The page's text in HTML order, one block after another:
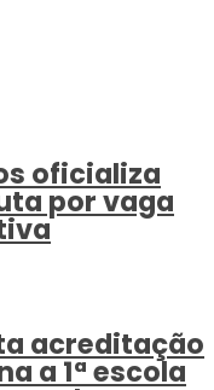
oficializa
por vaga
acreditação
a 1ª escola